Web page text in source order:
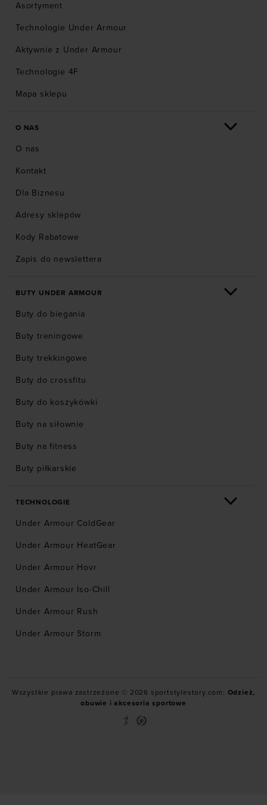
Asortyment
Technologie Under Armour
Aktywnie z Under Armour
Technologie 4F
Mapa sklepu
O NAS
O nas
Kontakt
Dla Biznesu
Adresy sklepów
Kody Rabatowe
Zapis do newslettera
BUTY UNDER ARMOUR
Buty do biegania
Buty treningowe
Buty trekkingowe
Buty do crossfitu
Buty do koszykówki
Buty na siłownie
Buty na fitness
Buty piłkarskie
TECHNOLOGIE
Under Armour ColdGear
Under Armour HeatGear
Under Armour Hovr
Under Armour Iso-Chill
Under Armour Rush
Under Armour Storm
Wszystkie prawa zastrzeżone © 2026 sportstylestory.com: Odzież,
obuwie i akcesoria sportowe